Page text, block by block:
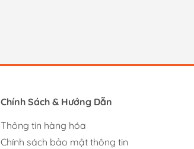
Chính Sách & Hướng Dẫn
Thông tin hàng hóa
Chính sách bảo mật thông tin